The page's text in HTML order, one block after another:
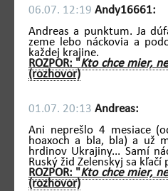
06.07. 12:19 Andy16661:
Andreas a punktum. Ja
zeme lebo náckovia a
každej krajine.
ROZPOR: "Kto chce mier,
(rozhovor)
01.07. 20:13 Andreas:
Ani neprešlo 4 mesiace
hoaxoch a bla, bla) a už
hrdinov Ukrajiny... Samí
Ruský žid Zelenskyj sa kľačí
ROZPOR: "Kto chce mier,
(rozhovor)